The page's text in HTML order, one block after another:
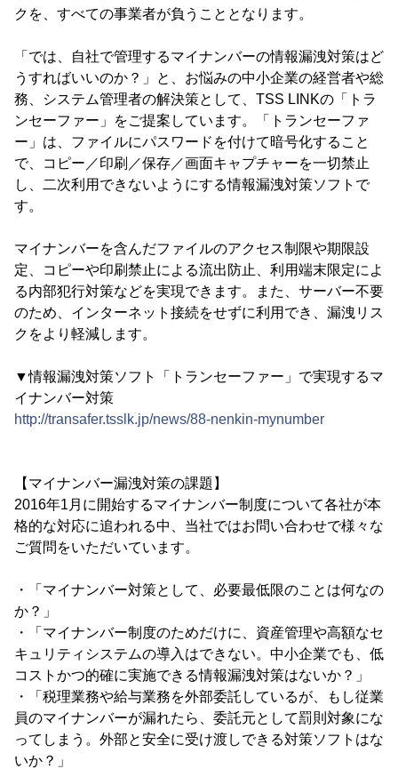
クを、すべての事業者が負うこととなります。
「では、自社で管理するマイナンバーの情報漏洩対策はど
うすればいいのか？」と、お悩みの中小企業の経営者や総
務、システム管理者の解決策として、TSS LINKの「トラ
ンセーファー」をご提案しています。「トランセーファ
ー」は、ファイルにパスワードを付けて暗号化すること
で、コピー／印刷／保存／画面キャプチャーを一切禁止
し、二次利用できないようにする情報漏洩対策ソフトで
す。
マイナンバーを含んだファイルのアクセス制限や期限設
定、コピーや印刷禁止による流出防止、利用端末限定によ
る内部犯行対策などを実現できます。また、サーバー不要
のため、インターネット接続をせずに利用でき、漏洩リス
クをより軽減します。
▼情報漏洩対策ソフト「トランセーファー」で実現するマ
イナンバー対策
http://transafer.tsslk.jp/news/88-nenkin-mynumber
【マイナンバー漏洩対策の課題】
2016年1月に開始するマイナンバー制度について各社が本
格的な対応に追われる中、当社ではお問い合わせで様々な
ご質問をいただいています。
・「マイナンバー対策として、必要最低限のことは何なの
か？」
・「マイナンバー制度のためだけに、資産管理や高額なセ
キュリティシステムの導入はできない。中小企業でも、低
コストかつ的確に実施できる情報漏洩対策はないか？」
・「税理業務や給与業務を外部委託しているが、もし従業
員のマイナンバーが漏れたら、委託元として罰則対象にな
ってしまう。外部と安全に受け渡しできる対策ソフトはな
いか？」